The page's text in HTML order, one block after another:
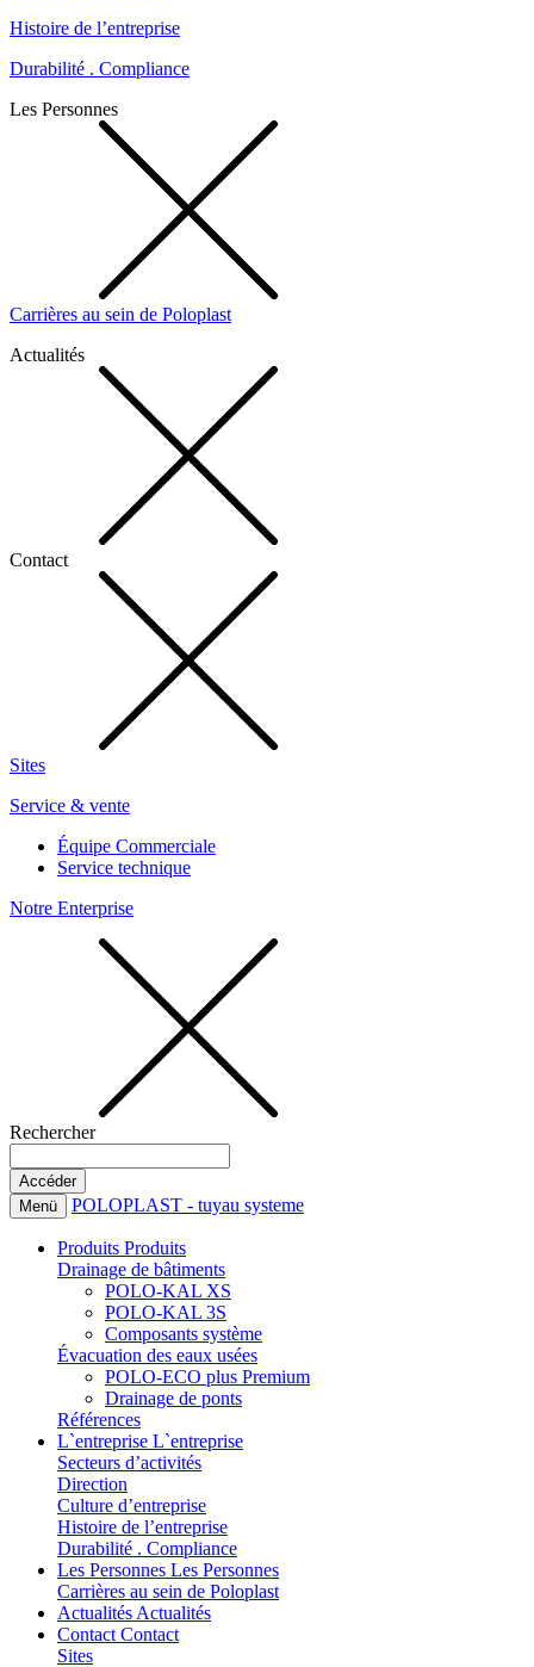
Histoire de l’entreprise
Durabilité . Compliance
Les Personnes
Carrières au sein de Poloplast
Actualités
Contact
Sites
Service & vente
Équipe Commerciale
Service technique
Notre Enterprise
Rechercher
Menü POLOPLAST - tuyau systeme
Produits Produits
Drainage de bâtiments
POLO-KAL XS
POLO-KAL 3S
Composants système
Évacuation des eaux usées
POLO-ECO plus Premium
Drainage de ponts
Références
L`entreprise L`entreprise
Secteurs d’activités
Direction
Culture d’entreprise
Histoire de l’entreprise
Durabilité . Compliance
Les Personnes Les Personnes
Carrières au sein de Poloplast
Actualités Actualités
Contact Contact
Sites